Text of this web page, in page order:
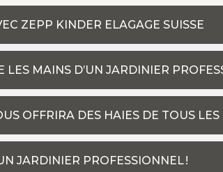
ZEPP KINDER ELAGAGE SUISSE
LES MAINS D’UN JARDINIER
OFFRIRA DES HAIES DE TOUS LES
JARDINIER PROFESSIONNEL !